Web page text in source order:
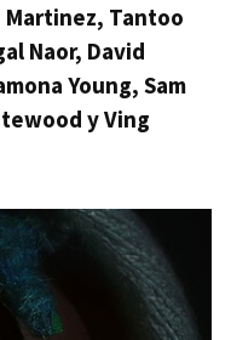
Martinez, Tantoo
Naor, David
Young, Sam
y Ving